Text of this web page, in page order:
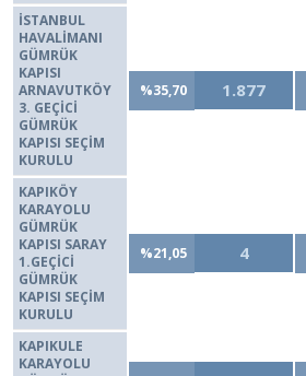
İSTANBUL
HAVALİMANI
GÜMRÜK
KAPISI
ARNAVUTKÖY
3. GEÇİCİ
GÜMRÜK
KAPISI SEÇİM
KURULU
%35,70 1.877
KAPIKÖY
KARAYOLU
GÜMRÜK
KAPISI SARAY
1.GEÇİCİ
GÜMRÜK
KAPISI SEÇİM
KURULU
%21,05 4
KAPIKULE
KARAYOLU